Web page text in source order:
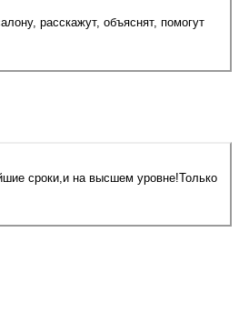
расскажут, объяснят, помогут
сроки,и на высшем уровне!Только